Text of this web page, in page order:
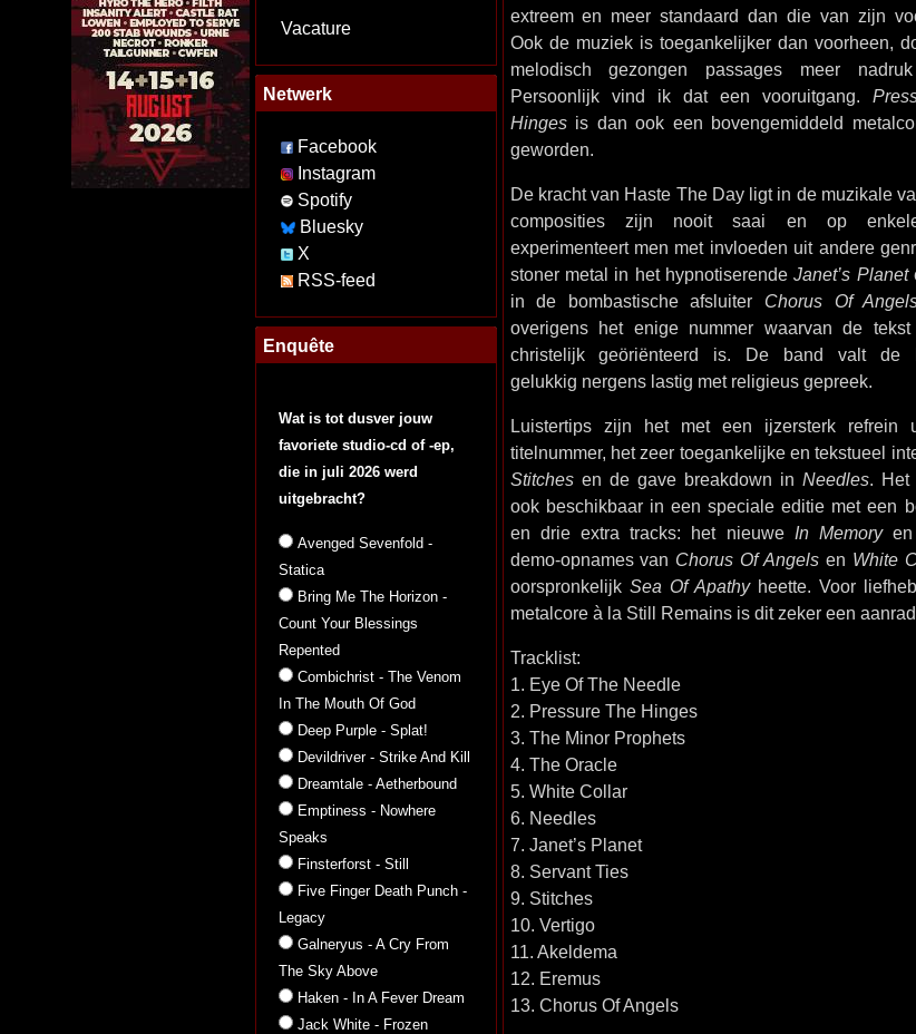
Vacature
Netwerk
Facebook
Instagram
Spotify
Bluesky
X
RSS-feed
Enquête
Wat is tot dusver jouw
favoriete studio-cd of -ep,
die in juli 2026 werd
uitgebracht?
Avenged Sevenfold -
Statica
Bring Me The Horizon -
Count Your Blessings
Repented
Combichrist - The Venom
In The Mouth Of God
Deep Purple - Splat!
Devildriver - Strike And Kill
Dreamtale - Aetherbound
Emptiness - Nowhere
Speaks
Finsterforst - Still
Five Finger Death Punch -
Legacy
Galneryus - A Cry From
The Sky Above
Haken - In A Fever Dream
Jack White - Frozen
extreem en meer standaard dan die van zijn
Ook de muziek is toegankelijker dan voorheen,
melodisch gezongen passages meer
Persoonlijk vind ik dat een vooruitgang.
Hingesis dan ook een bovengemiddeld
geworden.
De kracht van Haste The Day ligt in de muzikale
composities zijn nooit saai en op
experimenteert men met invloeden uit andere
stoner metal in het hypnotiserendeJanet’s Planet
in de bombastische afsluiter Chorus Of
overigens het enige nummer waarvan de
christelijk geöriënteerd is. De band valt de
gelukkig nergens lastig met religieus gepreek.
Luistertips zijn het met een ijzersterk refrein
titelnummer, het zeer toegankelijke en tekstueel
Stitchesen de gave breakdown inNeedles. Het
ook beschikbaar in een speciale editie met een
en drie extra tracks: het nieuwe In Memoryen
demo-opnames van Chorus Of Angels en White
oorspronkelijk Sea Of Apathyheette. Voor
metalcore à la Still Remains is dit zeker een
Tracklist:
1. Eye Of The Needle
2. Pressure The Hinges
3. The Minor Prophets
4. The Oracle
5. White Collar
6. Needles
7. Janet’s Planet
8. Servant Ties
9. Stitches
10. Vertigo
11. Akeldema
12. Eremus
13. Chorus Of Angels